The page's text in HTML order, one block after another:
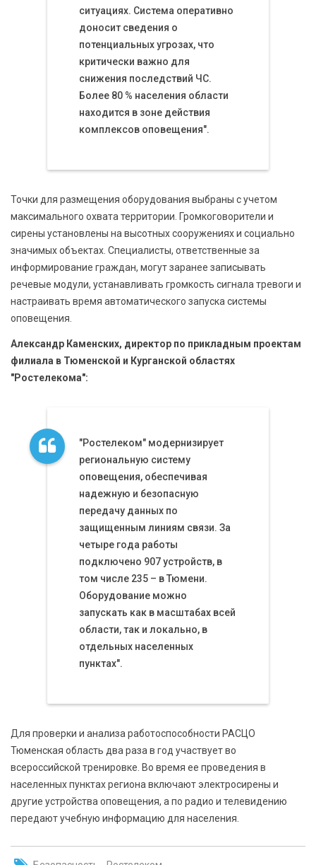
ситуациях. Система оперативно
доносит сведения о
потенциальных угрозах, что
критически важно для
снижения последствий ЧС.
Более 80 % населения области
находится в зоне действия
комплексов оповещения".
Точки для размещения оборудования выбраны с учетом
максимального охвата территории. Громкоговорители и
сирены установлены на высотных сооружениях и социально
значимых объектах. Специалисты, ответственные за
информирование граждан, могут заранее записывать
речевые модули, устанавливать громкость сигнала тревоги и
настраивать время автоматического запуска системы
оповещения.
Александр Каменских, директор по прикладным проектам
филиала в Тюменской и Курганской областях
"Ростелекома":
"Ростелеком" модернизирует
региональную систему
оповещения, обеспечивая
надежную и безопасную
передачу данных по
защищенным линиям связи. За
четыре года работы
подключено 907 устройств, в
том числе 235 – в Тюмени.
Оборудование можно
запускать как в масштабах всей
области, так и локально, в
отдельных населенных
пунктах".
Для проверки и анализа работоспособности РАСЦО
Тюменская область два раза в год участвует во
всероссийской тренировке. Во время ее проведения в
населенных пунктах региона включают электросирены и
другие устройства оповещения, а по радио и телевидению
передают учебную информацию для населения.